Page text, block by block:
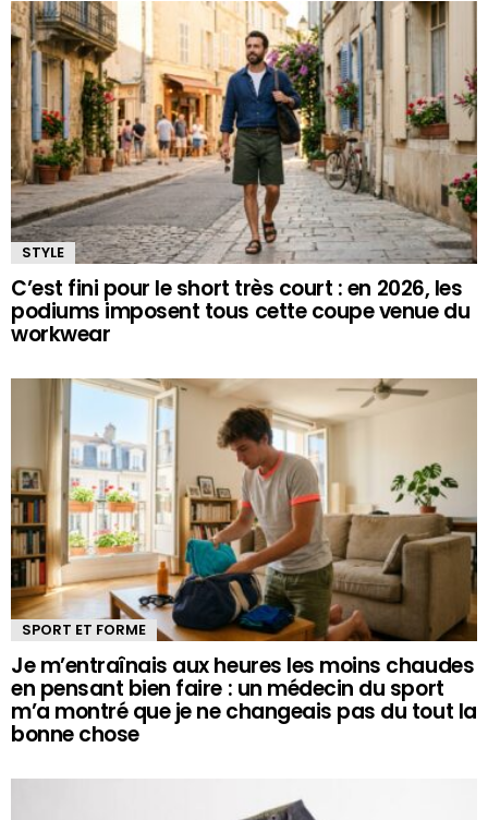
STYLE
C’est fini pour le short très court : en 2026, les
podiums imposent tous cette coupe venue du
workwear
SPORT ET FORME
Je m’entraînais aux heures les moins chaudes
en pensant bien faire : un médecin du sport
m’a montré que je ne changeais pas du tout la
bonne chose